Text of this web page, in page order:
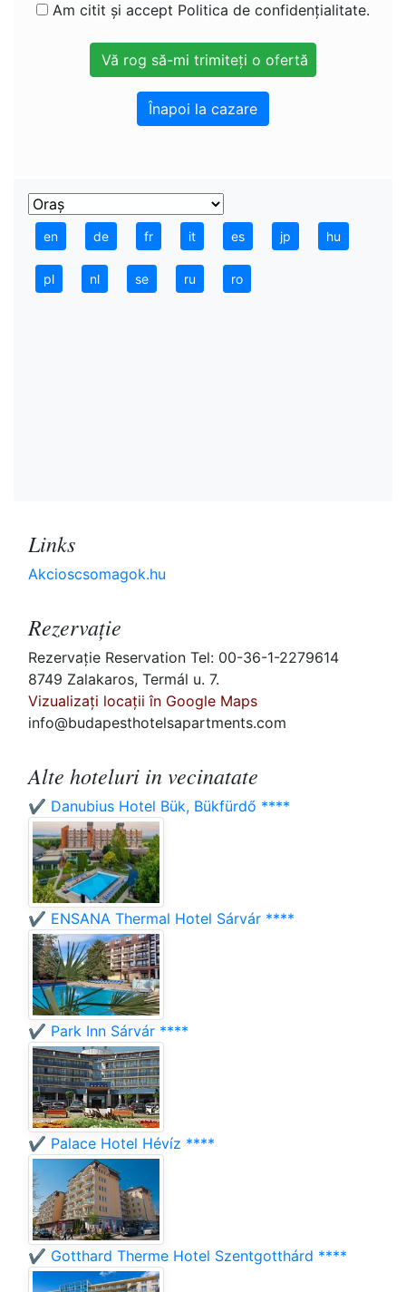
Am citit și accept Politica de confidențialitate.
Înapoi la cazare
en de fr it es jp hu
pl nl se ru ro
Links
Akcioscsomagok.hu
Rezervaţie
Rezervaţie Reservation Tel: 00-36-1-2279614
8749 Zalakaros, Termál u. 7.
Vizualizați locații în Google Maps
info@budapesthotelsapartments.com
Alte hoteluri in vecinatate
✔️ Danubius Hotel Bük, Bükfürdő ****
✔️ ENSANA Thermal Hotel Sárvár ****
✔️ Park Inn Sárvár ****
✔️ Palace Hotel Hévíz ****
✔️ Gotthard Therme Hotel Szentgotthárd ****